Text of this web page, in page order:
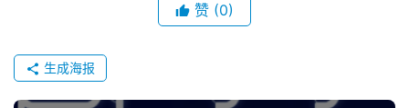
赞 (0)
生成海报